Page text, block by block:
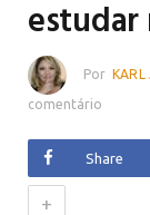
Por KARL
comentário
Share
+